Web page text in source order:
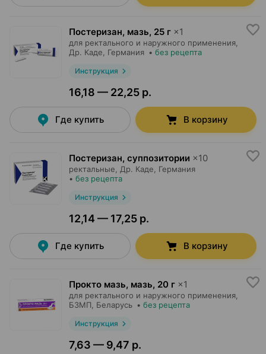
Постеризан, мазь, 25 г ×1
для ректального и наружного применения,
Др. Каде, Германия • без рецепта
Инструкция
16,18 — 22,25 р.
Где купить В корзину
Постеризан, суппозитории ×10
ректальные, Др. Каде, Германия
• без рецепта
Инструкция
12,14 — 17,25 р.
Где купить В корзину
Прокто мазь, мазь, 20 г ×1
для ректального и наружного применения,
БЗМП, Беларусь • без рецепта
Инструкция
7,63 — 9,47 р.